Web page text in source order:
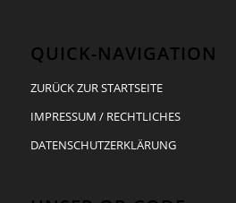
QUICK-NAVIGATION
ZURÜCK ZUR STARTSEITE
IMPRESSUM / RECHTLICHES
DATENSCHUTZERKLÄRUNG